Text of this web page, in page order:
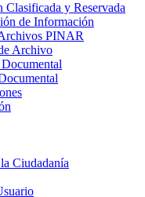
y Reservada
de Información
PINAR
Archivo
Ciudadanía